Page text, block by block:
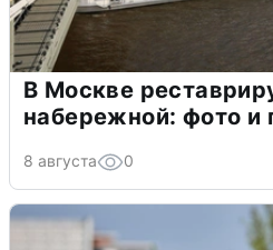
В Москве
набережной: фото и
8 августа 0